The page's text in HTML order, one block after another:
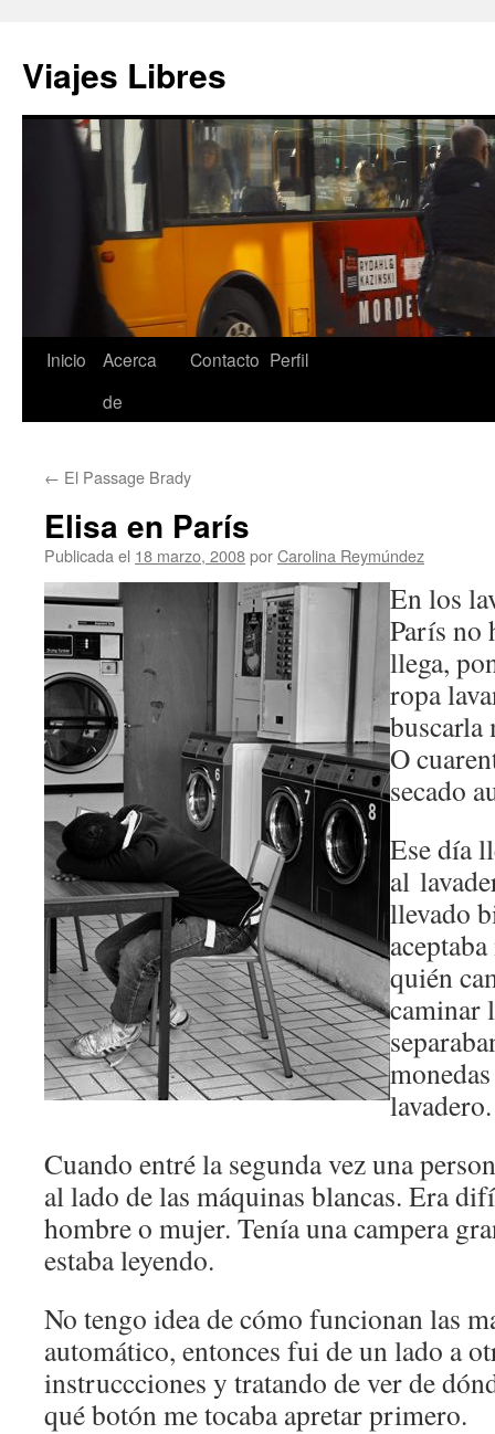
contenido
Viajes Libres
Inicio
Acerca
de
Contacto Perfil
← El Passage Brady
Elisa en París
Publicada el 18 marzo, 2008porCarolina Reymúndez
En los
París no
llega,
ropa
buscarla
O
secado
Ese día
al
llevado
quién
caminar
Cuando entré la segunda vez una
al lado de las máquinas blancas. Era
hombre o mujer. Tenía una campera
estaba leyendo.
No tengo idea de cómo funcionan las
automático, entonces fui de un lado a
instruccciones y tratando de ver de
qué botón me tocaba apretar primero.